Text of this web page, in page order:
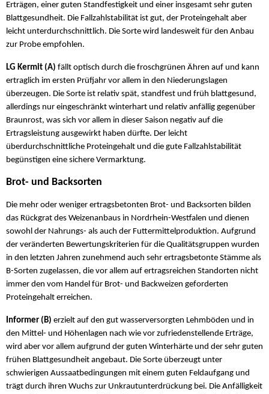
Erträgen, einer guten Standfestigkeit und einer insgesamt sehr guten
Blattgesundheit. Die Fallzahlstabilität ist gut, der Proteingehalt aber
leicht unterdurchschnittlich. Die Sorte wird landesweit für den Anbau
zur Probe empfohlen.
LG Kermit (A) fällt optisch durch die froschgrünen Ähren auf und kann
ertraglich im ersten Prüfjahr vor allem in den Niederungslagen
überzeugen. Die Sorte ist relativ spät, standfest und früh blattgesund,
allerdings nur eingeschränkt winterhart und relativ anfällig gegenüber
Braunrost, was sich vor allem in dieser Saison negativ auf die
Ertragsleistung ausgewirkt haben dürfte. Der leicht
überdurchschnittliche Proteingehalt und die gute Fallzahlstabilität
begünstigen eine sichere Vermarktung.
Brot- und Backsorten
Die mehr oder weniger ertragsbetonten Brot- und Backsorten bilden
das Rückgrat des Weizenanbaus in Nordrhein-Westfalen und dienen
sowohl der Nahrungs- als auch der Futtermittelproduktion. Aufgrund
der veränderten Bewertungskriterien für die Qualitätsgruppen wurden
in den letzten Jahren zunehmend auch sehr ertragsbetonte Stämme als
B-Sorten zugelassen, die vor allem auf ertragsreichen Standorten nicht
immer den vom Handel für Brot- und Backweizen geforderten
Proteingehalt erreichen.
Informer (B) erzielt auf den gut wasserversorgten Lehmböden und in
den Mittel- und Höhenlagen nach wie vor zufriedenstellende Erträge,
wird aber vor allem aufgrund der guten Winterhärte und der sehr guten
frühen Blattgesundheit angebaut. Die Sorte überzeugt unter
schwierigen Aussaatbedingungen mit einem guten Feldaufgang und
trägt durch ihren Wuchs zur Unkrautunterdrückung bei. Die Anfälligkeit